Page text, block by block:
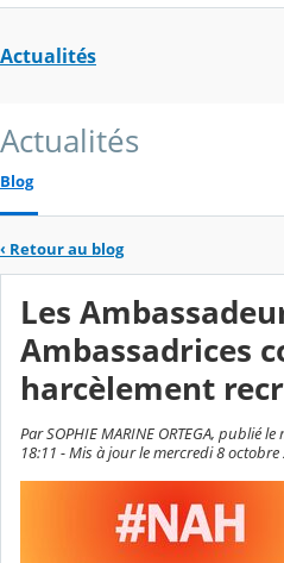
Actualités
Actualités
Blog
‹ Retour au blog
Les
Ambassadrices
harcèlement
Par SOPHIE MARINE ORTEGA, publié
18:11 - Mis à jour le mercredi 8 octobre